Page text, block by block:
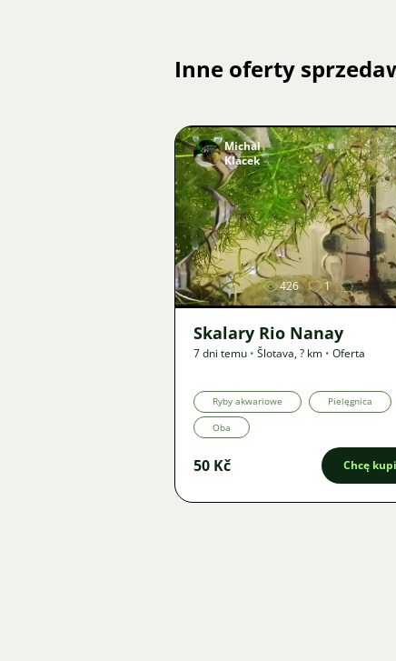
Inne oferty
Zdjęcie
Michal
Klacek
426 1
Skalary Rio Nanay
7 dni temu • Šlotava,? km • Oferta
Ryby akwariowe Pielęgnica
Oba
50 Kč Chcę